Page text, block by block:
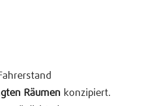
Räumen konzipiert.